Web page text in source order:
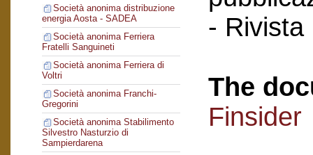
Società anonima distribuzione
energia Aosta - SADEA
Società anonima Ferriera
Fratelli Sanguineti
Società anonima Ferriera di
Voltri
Società anonima Franchi-
Gregorini
Società anonima Stabilimento
Silvestro Nasturzio di
Sampierdarena
- Rivista
The
Finsider